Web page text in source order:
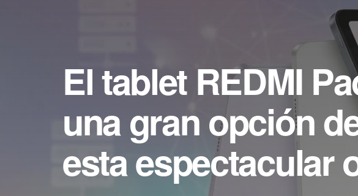
El tablet REDMI
una gran opción
esta espectacular